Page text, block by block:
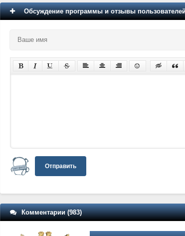
Обсуждение программы и отзывы
Отправить
Комментарии (983)